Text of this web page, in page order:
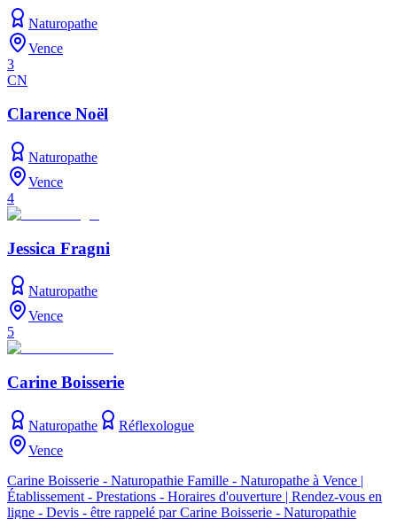
Naturopathe
Vence
3
CN
Clarence Noël
Naturopathe
Vence
4
Jessica Fragni
Naturopathe
Vence
5
Carine Boisserie
Naturopathe
Réflexologue
Vence
Carine Boisserie - Naturopathie Famille - Naturopathe à Vence |
Établissement - Prestations - Horaires d'ouverture | Rendez-vous en
ligne - Devis - être rappelé par Carine Boisserie - Naturopathie